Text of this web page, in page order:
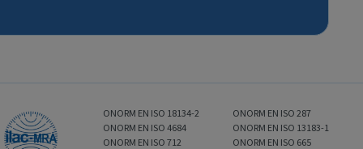
ONORM EN ISO 18134-2
ONORM EN ISO 4684
ONORM EN ISO 712
ONORM EN ISO 287
ONORM EN ISO 13183-1
ONORM EN ISO 665